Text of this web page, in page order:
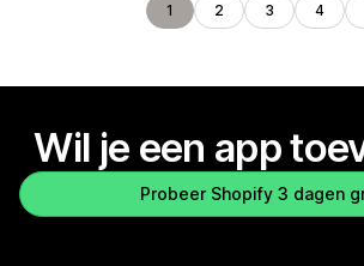
1 2 3 4
Wil je een app
Probeer Shopify 3 dagen